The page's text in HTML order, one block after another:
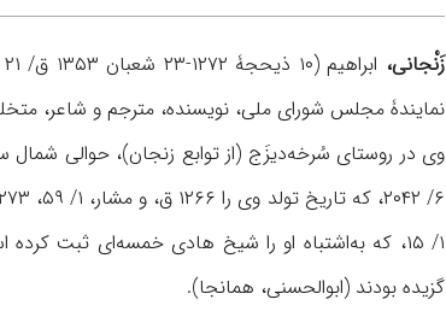
زَنْجانی،
نمایندۀ مجلس شورای ملی، نویسنده، مترجم و شاعر،
۱/ ۱۵، که به‌اشتباه او را شیخ هادی خمسه‌ای ثبت
گزیده بودند (ابوالحسنی، همانجا).